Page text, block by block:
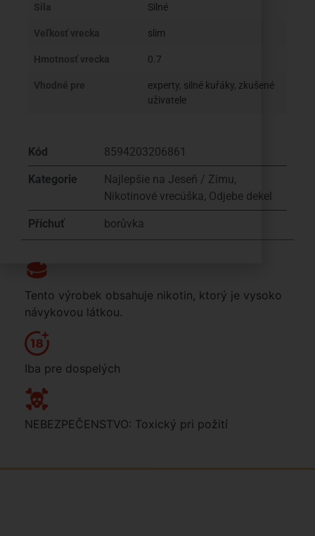
Sila Silné
Veľkosť vrecka slim
Hmotnosť vrecka 0.7
Vhodné pre experty, silné kuřáky, zkušené
uživatele
Kód 8594203206861
Kategorie Najlepšie na Jeseň / Zimu,
Nikotinové vrecúška, Odjebe dekel
Příchuť borůvka
Tento výrobek obsahuje nikotin, ktorý je vysoko
návykovou látkou.
Iba pre dospelých
NEBEZPEČENSTVO: Toxický pri požití